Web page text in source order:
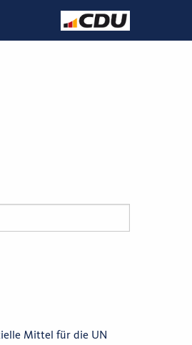
Mittel für die UN